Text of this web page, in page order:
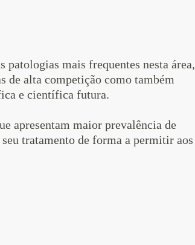
mais frequentes nesta área,
de alta competição como também
e científica futura.
apresentam maior prevalência de
tratamento de forma a permitir aos